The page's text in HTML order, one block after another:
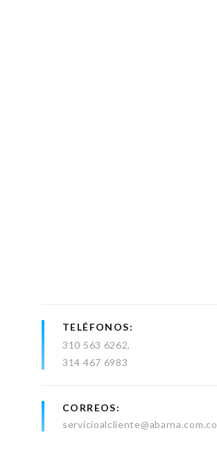
TELÉFONOS
310 563 6262
314 467 6983
CORREOS
servicioalcliente@abarna.com.co